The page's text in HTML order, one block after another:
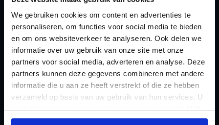
We gebruiken cookies om content en advertenties te
personaliseren, om functies voor social media te bieden
en om ons websiteverkeer te analyseren. Ook delen we
informatie over uw gebruik van onze site met onze
partners voor social media, adverteren en analyse. Deze
partners kunnen deze gegevens combineren met andere
informatie die u aan ze heeft verstrekt of die ze hebben
verzameld op basis van uw gebruik van hun services. U
gaat akkoord met onze cookies als u onze website blijft
gebruiken.
Zoeken
Handige links
Afkoop Stamrecht
Jaarstukken opstellen
Lenen van de BV